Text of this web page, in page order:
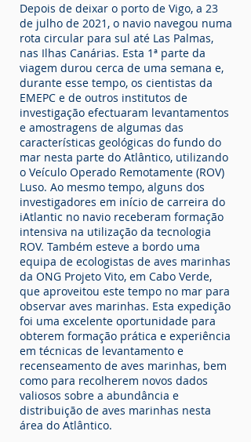
Depois de deixar o porto de Vigo, a 23
de julho de 2021, o navio navegou numa
rota circular para sul até Las Palmas,
nas Ilhas Canárias. Esta 1ª parte da
viagem durou cerca de uma semana e,
durante esse tempo, os cientistas da
EMEPC e de outros institutos de
investigação efectuaram levantamentos
e amostragens de algumas das
características geológicas do fundo do
mar nesta parte do Atlântico, utilizando
o Veículo Operado Remotamente (ROV)
Luso. Ao mesmo tempo, alguns dos
investigadores em início de carreira do
iAtlantic no navio receberam formação
intensiva na utilização da tecnologia
ROV. Também esteve a bordo uma
equipa de ecologistas de aves marinhas
da ONG Projeto Vito, em Cabo Verde,
que aproveitou este tempo no mar para
observar aves marinhas. Esta expedição
foi uma excelente oportunidade para
obterem formação prática e experiência
em técnicas de levantamento e
recenseamento de aves marinhas, bem
como para recolherem novos dados
valiosos sobre a abundância e
distribuição de aves marinhas nesta
área do Atlântico.